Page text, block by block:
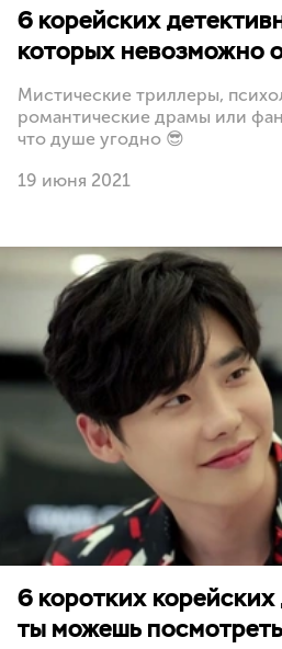
6 корейских
которых невозможно
Мистические триллеры,
романтические драмы или
что душе угодно 😎
19 июня 2021
6 коротких
ты можешь